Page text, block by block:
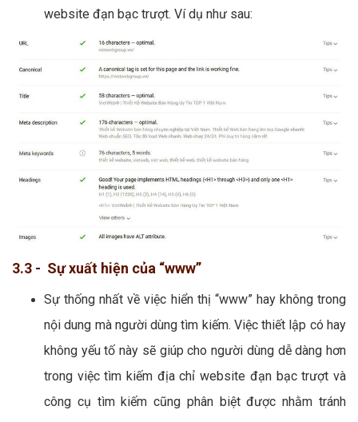
website đạn bạc trượt. Ví dụ như sau:
3.3 - Sự xuất hiện của “www”
Sự thống nhất về việc hiển thị “www” hay không trong
nội dung mà người dùng tìm kiếm. Việc thiết lập có hay
không yếu tố này sẽ giúp cho người dùng dễ dàng hơn
trong việc tìm kiếm địa chỉ website đạn bạc trượt và
công cụ tìm kiếm cũng phân biệt được nhằm tránh